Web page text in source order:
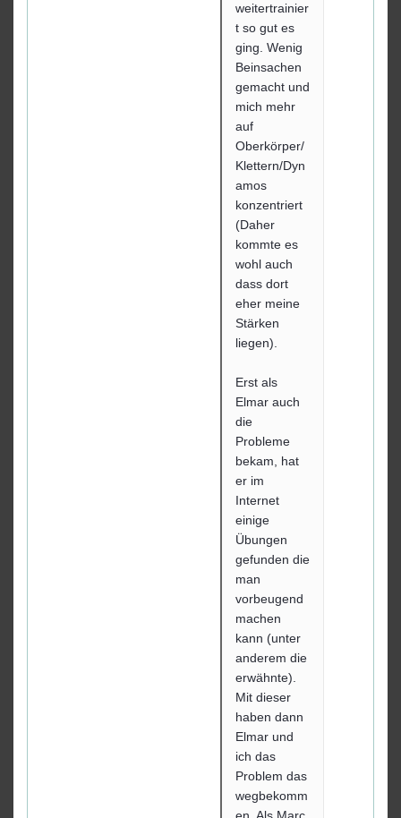
weitertrainier
t so gut es
ging. Wenig
Beinsachen
gemacht und
mich mehr
auf
Oberkörper/
Klettern/Dyn
amos
konzentriert
(Daher
kommte es
wohl auch
dass dort
eher meine
Stärken
liegen).
Erst als
Elmar auch
die
Probleme
bekam, hat
er im
Internet
einige
Übungen
gefunden die
man
vorbeugend
machen
kann (unter
anderem die
erwähnte).
Mit dieser
haben dann
Elmar und
ich das
Problem das
wegbekomm